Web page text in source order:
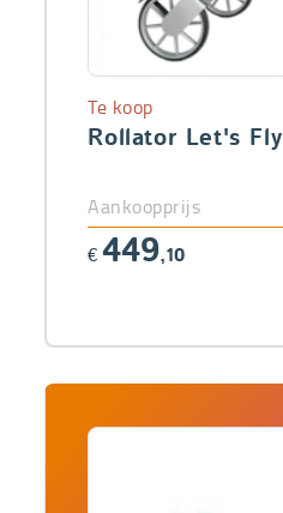
Rollator Let's Fly
Te koop
Aankoopprijs
€ 449,10